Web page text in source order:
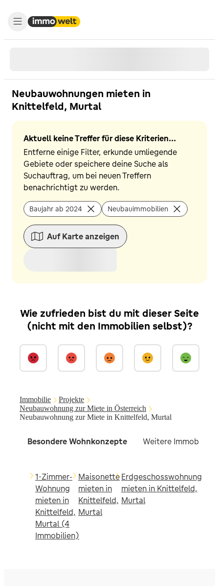
Neubauwohnungen mieten in
Knittelfeld, Murtal
Aktuell keine Treffer für diese Kriterien...
Entferne einige Filter, erkunde umliegende
Gebiete oder speichere deine Suche als
Suchauftrag, um bei neuen Treffern
benachrichtigt zu werden.
Baujahr ab 2024 Neubauimmobilien
Auf Karte anzeigen
Wie zufrieden bist du mit dieser Seite
(nicht mit den Immobilien selbst)?
Immobilie
Projekte
Neubauwohnung zur Miete in Österreich
Neubauwohnung zur Miete in Knittelfeld, Murtal
Besondere Wohnkonzepte Weitere Immobilien
1-Zimmer-
Wohnung
mieten in
Knittelfeld,
Murtal (4
Immobilien)
Maisonette
mieten in
Knittelfeld,
Murtal
Erdgeschosswohnung
mieten in Knittelfeld,
Murtal